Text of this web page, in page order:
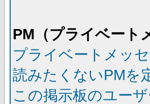
PM（プライベート
プライベートメッ
読みたくないPMを
この掲示板のユー